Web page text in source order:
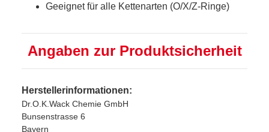
Geeignet für alle Kettenarten (O/X/Z-Ringe)
Angaben zur Produktsicherheit
Herstellerinformationen:
Dr.O.K.Wack Chemie GmbH
Bunsenstrasse 6
Bayern